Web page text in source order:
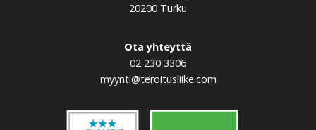
20200 Turku
Ota yhteyttä
02 230 3306
myynti@teroitusliike.com